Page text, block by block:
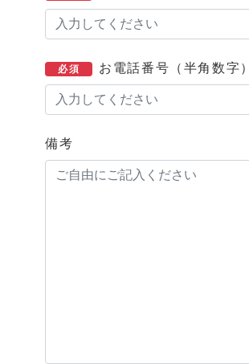
必須 お電話番号（半角数字）
備考